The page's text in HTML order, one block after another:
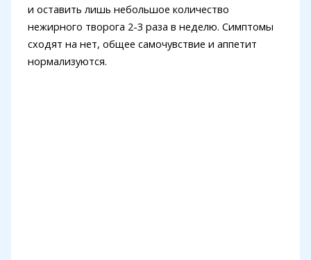
и оставить лишь небольшое количество
нежирного творога 2-3 раза в неделю. Симптомы
сходят на нет, общее самочувствие и аппетит
нормализуются.